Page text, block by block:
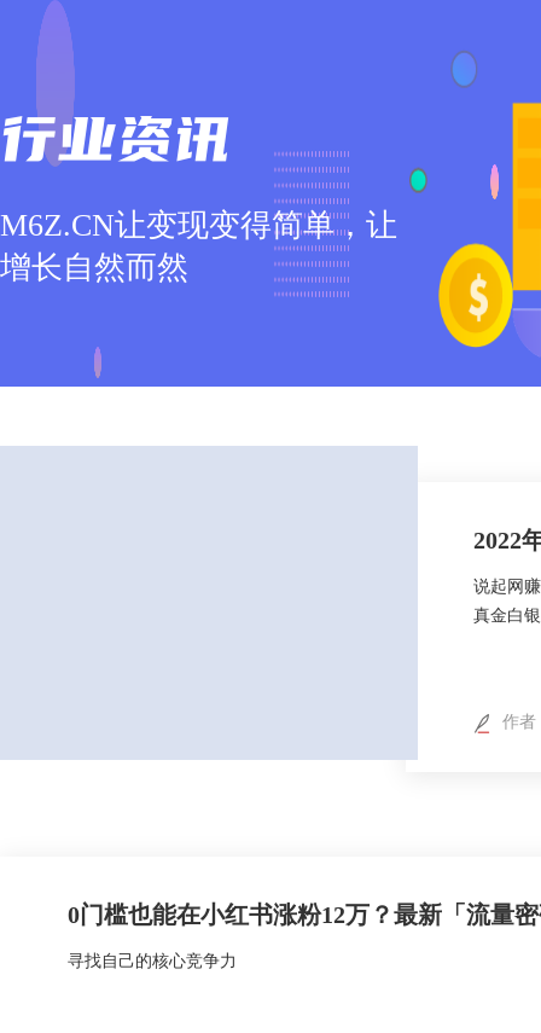
M6Z.CN让变现变得简单，让
增长自然而然
2022
说起网
真金白
作者
0门槛也能在小红书涨粉12万？最新「流量
寻找自己的核心竞争力